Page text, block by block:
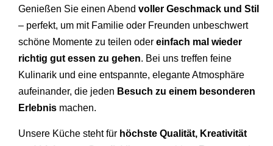
Genießen Sie einen Abend voller Geschmack und Stil
– perfekt, um mit Familie oder Freunden unbeschwert
schöne Momente zu teilen oder einfach mal wieder
richtig gut essen zu gehen. Bei uns treffen feine
Kulinarik und eine entspannte, elegante Atmosphäre
aufeinander, die jeden Besuch zu einem besonderen
Erlebnis machen.
Unsere Küche steht für höchste Qualität, Kreativität